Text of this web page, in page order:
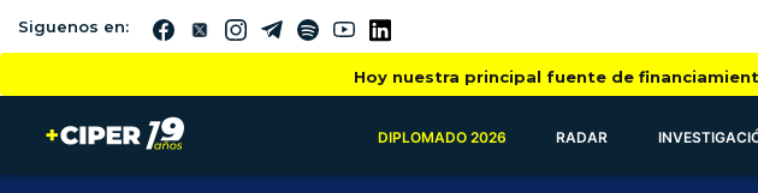
Siguenos en:
Hoy nuestra principal fuente de
DIPLOMADO 2026 RADAR